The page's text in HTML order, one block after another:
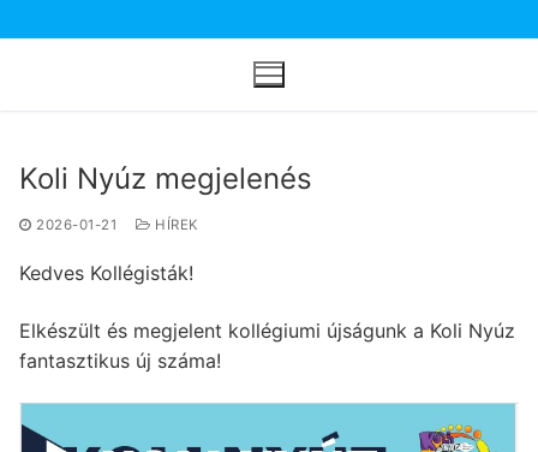
a
Koli Nyúz megjelenés
2026-01-21 HÍREK
Kedves Kollégisták!
Elkészült és megjelent kollégiumi újságunk a Koli Nyúz
fantasztikus új száma!